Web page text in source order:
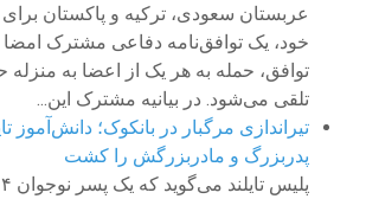
عربستان سعودی، ترکیه و پاکستان
خود، یک توافق‌نامه دفاعی مشترک امضا
توافق، حمله به هر یک از اعضا به منزله
تلقی می‌شود. در بیانیه مشترک این...
تیراندازی مرگبار در بانکوک؛ دانش‌آموز
پدربزرگ و مادربزرگش را کشت